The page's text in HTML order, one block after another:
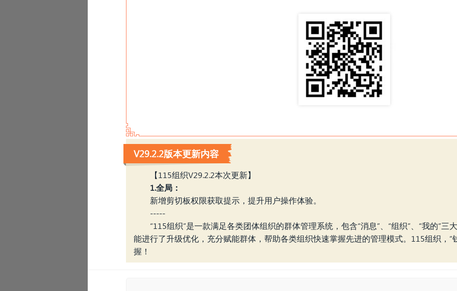
V29.2.2版本更新内容
【115组织V29.2.2本次更新】
1.全局：
新增剪切板权限获取提示，提升用户操作体验。
-----
“115组织”是一款满足各类团体组织的群体管理系统，包含“消息”、“组织”、“我的”三
能进行了升级优化，充分赋能群体，帮助各类组织快速掌握先进的管理模式。115组织，“
握！